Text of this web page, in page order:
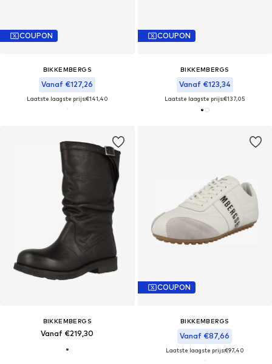
COUPON
BIKKEMBERGS
Vanaf €127,26
Laatste laagste prijs:€141,40
COUPON
BIKKEMBERGS
Vanaf €123,34
Laatste laagste prijs:€137,05
BIKKEMBERGS
Vanaf €219,30
COUPON
BIKKEMBERGS
Vanaf €87,66
Laatste laagste prijs:€97,40